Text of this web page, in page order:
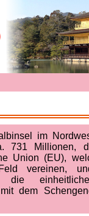
im
731 Millionen,
Union (EU),
vereinen,
die
dem